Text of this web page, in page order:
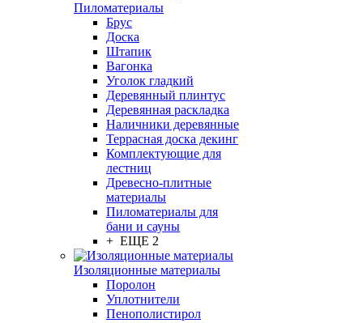
Пиломатериалы
Брус
Доска
Штапик
Вагонка
Уголок гладкий
Деревянный плинтус
Деревянная раскладка
Наличники деревянные
Террасная доска декинг
Комплектующие для
лестниц
Древесно-плитные
материалы
Пиломатериалы для
бани и сауны
+ ЕЩЕ 2
Изоляционные материалы
Поролон
Уплотнители
Пенополистирол